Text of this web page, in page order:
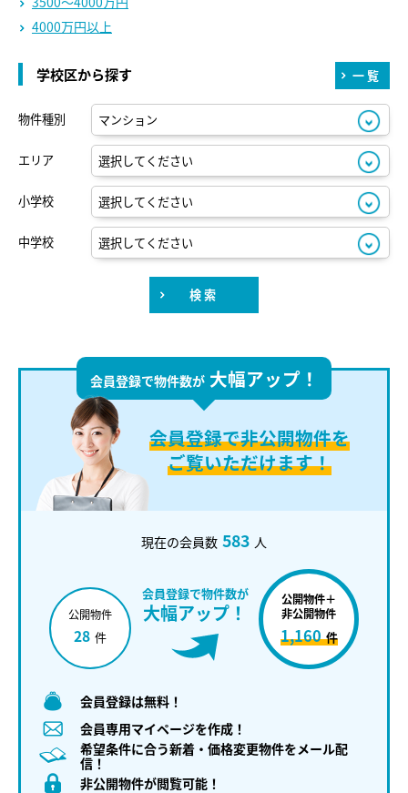
4000万円以上
学校区から探す 一覧
物件種別
エリア
小学校
中学校
検索
会員登録で物件数が 大幅アップ！
会員登録で非公開物件を
ご覧いただけます！
現在の会員数 583 人
会員登録で物件数が
大幅アップ！
公開物件
28 件
公開物件＋
非公開物件
1,160 件
会員登録は無料！
会員専用マイページを作成！
希望条件に合う新着・価格変更物件をメール配
信！
非公開物件が閲覧可能！